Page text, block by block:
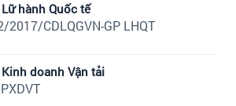
hành Quốc tế
2017/CDLQGVN-GP LHQT
doanh Vận tải